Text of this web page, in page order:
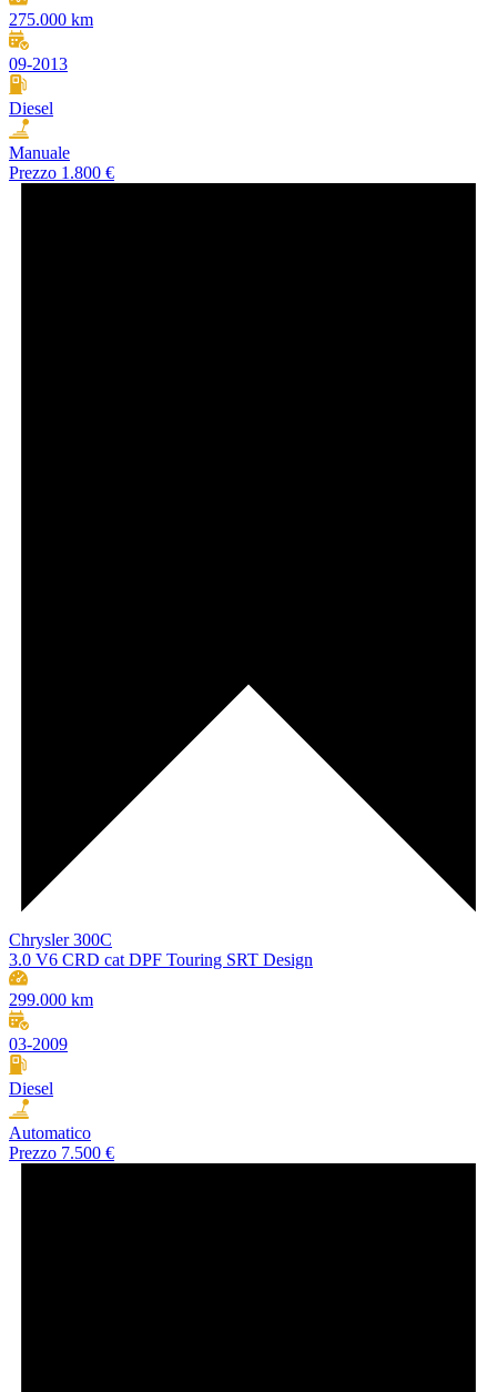
275.000 km
09-2013
Diesel
Manuale
Prezzo 1.800 €
Chrysler 300C
3.0 V6 CRD cat DPF Touring SRT Design
299.000 km
03-2009
Diesel
Automatico
Prezzo 7.500 €